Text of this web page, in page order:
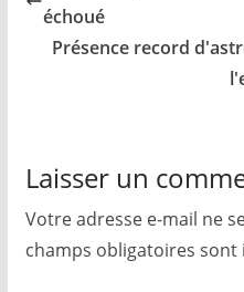
échoué
Présence record
Laisser un
Votre adresse e-mail ne
champs obligatoires sont